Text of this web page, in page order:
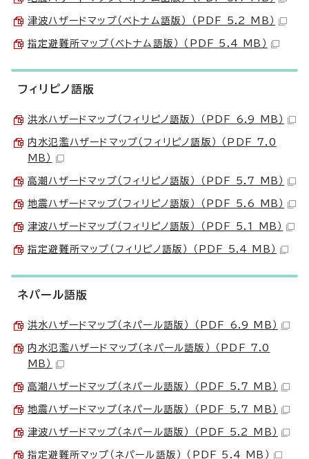
津波ハザードマップ（ベトナム語版） （PDF 5.2 MB）
指定避難所マップ（ベトナム語版） （PDF 5.4 MB）
フィリピノ語版
洪水ハザードマップ（フィリピノ語版） （PDF 6.9 MB）
内水氾濫ハザードマップ（フィリピノ語版） （PDF 7.0
MB）
高潮ハザードマップ（フィリピノ語版） （PDF 5.7 MB）
地震ハザードマップ（フィリピノ語版） （PDF 5.6 MB）
津波ハザードマップ（フィリピノ語版） （PDF 5.1 MB）
指定避難所マップ（フィリピノ語版） （PDF 5.4 MB）
ネパール語版
洪水ハザードマップ（ネパール語版） （PDF 6.9 MB）
内水氾濫ハザードマップ（ネパール語版） （PDF 7.0
MB）
高潮ハザードマップ（ネパール語版） （PDF 5.7 MB）
地震ハザードマップ（ネパール語版） （PDF 5.7 MB）
津波ハザードマップ（ネパール語版） （PDF 5.2 MB）
指定避難所マップ（ネパール語版） （PDF 5.4 MB）